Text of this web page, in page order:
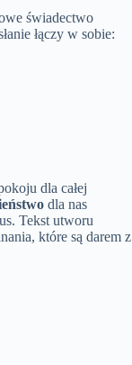
świadectwo
łączy w sobie:
dla całej
dla nas
Tekst utworu
które są darem z